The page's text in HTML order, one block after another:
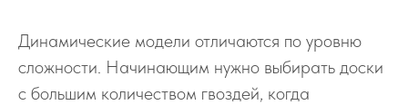
Динамические модели отличаются по уровню
сложности. Начинающим нужно выбирать доски
с большим количеством гвоздей, когда